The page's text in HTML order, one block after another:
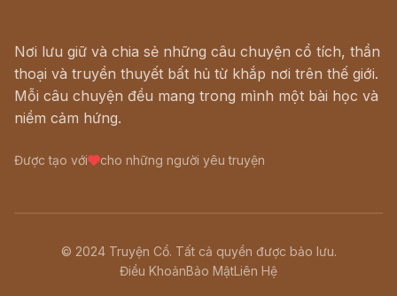
Nơi lưu giữ và chia sẻ những câu chuyện cổ tích, thần
thoại và truyền thuyết bất hủ từ khắp nơi trên thế giới.
Mỗi câu chuyện đều mang trong mình một bài học và
niềm cảm hứng.
Được tạo với cho những người yêu truyện
© 2024 Truyện Cổ. Tất cả quyền được bảo lưu.
Điều KhoảnBảo MậtLiên Hệ